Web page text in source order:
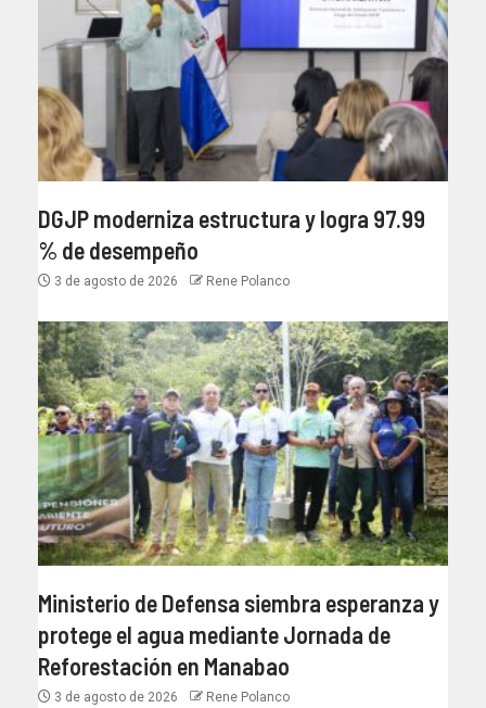
DGJP moderniza estructura y logra 97.99
% de desempeño
3 de agosto de 2026 Rene Polanco
Ministerio de Defensa siembra esperanza y
protege el agua mediante Jornada de
Reforestación en Manabao
3 de agosto de 2026 Rene Polanco